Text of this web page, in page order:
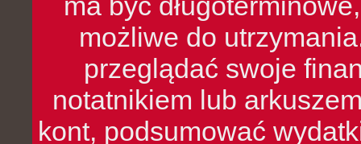
możliwe do
przeglądać swoje
notatnikiem lub
kont, podsumować